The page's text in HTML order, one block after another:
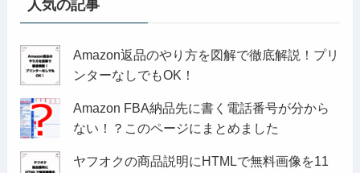
人気の記事
Amazon返品のやり方を図解で徹底解説！プリ
ンターなしでもOK！
Amazon FBA納品先に書く電話番号が分から
ない！？このページにまとめました
ヤフオクの商品説明にHTMLで無料画像を11